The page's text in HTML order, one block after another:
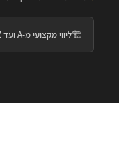
🏗️ליווי מקצועי מ-A ועד Z